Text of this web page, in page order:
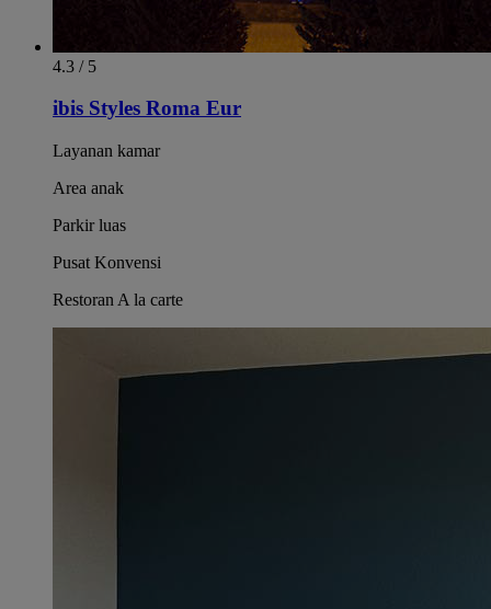
4.3 / 5
ibis Styles Roma Eur
Layanan kamar
Area anak
Parkir luas
Pusat Konvensi
Restoran A la carte